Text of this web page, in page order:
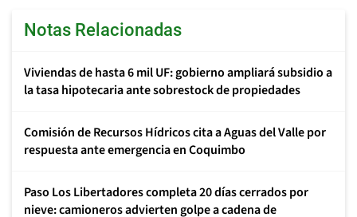
Notas Relacionadas
Viviendas de hasta 6 mil UF: gobierno ampliará subsidio a
la tasa hipotecaria ante sobrestock de propiedades
Comisión de Recursos Hídricos cita a Aguas del Valle por
respuesta ante emergencia en Coquimbo
Paso Los Libertadores completa 20 días cerrados por
nieve: camioneros advierten golpe a cadena de